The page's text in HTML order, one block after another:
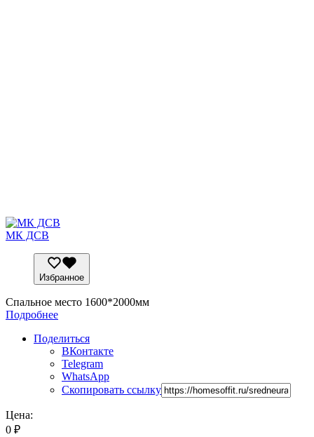
МК ДСВ
Избранное
Спальное место 1600*2000мм
Подробнее
Поделиться
ВКонтакте
Telegram
WhatsApp
Скопировать ссылку
Цена:
0 ₽